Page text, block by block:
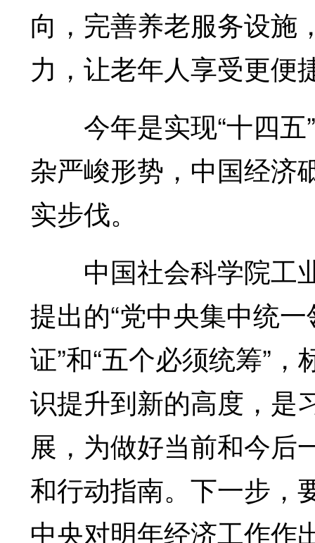
向，完善养老服务设施
力，让老年人享受更便
今年是实现“十四五”
杂严峻形势，中国经济
实步伐。
中国社会科学院工
提出的“党中央集中统
证”和“五个必须统筹”
识提升到新的高度，是
展，为做好当前和今后
和行动指南。下一步，
中央对明年经济工作作